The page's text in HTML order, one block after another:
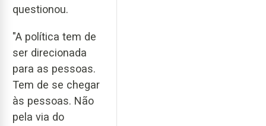
questionou.
"A política tem de
ser direcionada
para as pessoas.
Tem de se chegar
às pessoas. Não
pela via do